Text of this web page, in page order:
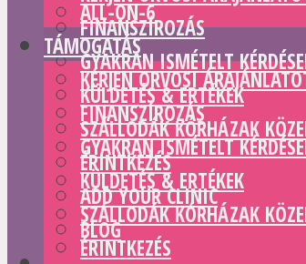
FINANSZÍROZÁS
GYAKRAN ISMÉTELT
KÜLDETÉS & ERTÉKEK
SZÁLLODÁK KÓRHÁZAK
ÉRINTKEZÉS
ADD YOUR CLINIC
BLOG
ALL-ON-6
TÁMOGATÁS
KÉRJEN ORVOSI
FINANSZÍROZÁS
GYAKRAN ISMÉTELT
KÜLDETÉS & ERTÉKEK
SZÁLLODÁK KÓRHÁZAK
ÉRINTKEZÉS